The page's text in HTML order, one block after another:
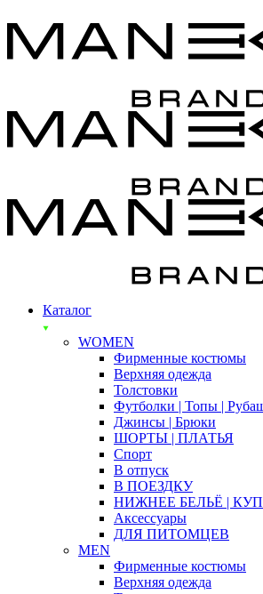
Каталог
WOMEN
Фирменные костюмы
Верхняя одежда
Толстовки
Футболки | Топы |
Джинсы | Брюки
ШОРТЫ | ПЛАТЬЯ
Спорт
В отпуск
В ПОЕЗДКУ
НИЖНЕЕ БЕЛЬЁ |
Аксессуары
ДЛЯ ПИТОМЦЕВ
MEN
Фирменные костюмы
Верхняя одежда